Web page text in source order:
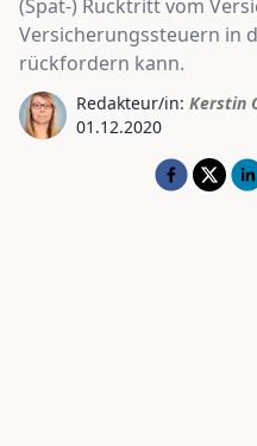
(Spät-) Rücktritt vom
Versicherungssteuern in
rückfordern kann.
Redakteur/in: Kerstin
01.12.2020